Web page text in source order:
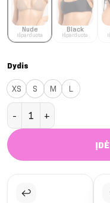
Nude
Išparduota
Black
Išparduota
Dydis
XS S M
L
produkto kiekis: Nude
↩